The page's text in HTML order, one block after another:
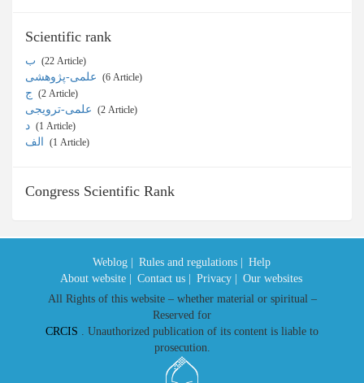
Scientific rank
‎ (22 Article)
‎ (6 Article)
‎ (2 Article)
‎ (2 Article)
‎ (1 Article)
‎ (1 Article)
Congress Scientific Rank
Weblog | Rules and regulations |
Help
About website |
Contact us | Privacy |
Our websites
All Rights of this website – whether material or spiritual –
Reserved for
CRCIS . Unauthorized publication of its content is liable to
prosecution.